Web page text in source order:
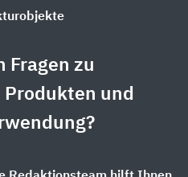
Fragen zu
Produkten und